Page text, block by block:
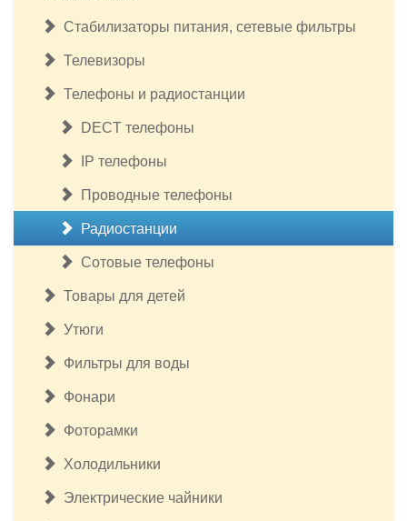
Стабилизаторы питания, сетевые фильтры
Телевизоры
Телефоны и радиостанции
DECT телефоны
IP телефоны
Проводные телефоны
Радиостанции
Сотовые телефоны
Товары для детей
Утюги
Фильтры для воды
Фонари
Фоторамки
Холодильники
Электрические чайники